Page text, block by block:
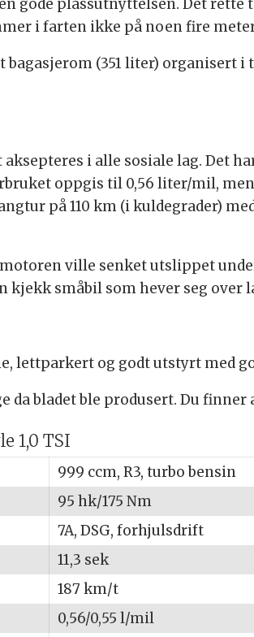
gode plassutnyttelsen. Det
i farten ikke på noen fire
bagasjerom (351 liter)
i alle sosiale lag. Det
oppgis til 0,56 liter/mil,
på 110 km (i kuldegrader)
ville senket utslippet
kjekk småbil som hever seg over
lettparkert og godt utstyrt med
da bladet ble produsert. Du
1,0 TSI
999 ccm, R3, turbo bensin
95 hk/175 Nm
7A, DSG, forhjulsdrift
11,3 sek
187 km/t
0,56/0,55 l/mil